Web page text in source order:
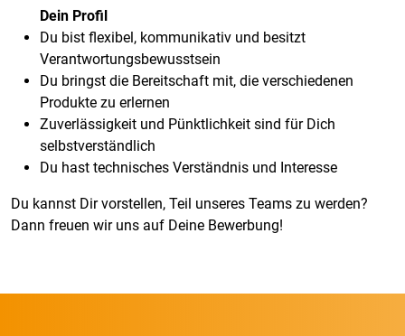
Dein Profil
Du bist flexibel, kommunikativ und besitzt
Verantwortungsbewusstsein
Du bringst die Bereitschaft mit, die verschiedenen
Produkte zu erlernen
Zuverlässigkeit und Pünktlichkeit sind für Dich
selbstverständlich
Du hast technisches Verständnis und Interesse
Du kannst Dir vorstellen, Teil unseres Teams zu werden?
Dann freuen wir uns auf Deine Bewerbung!